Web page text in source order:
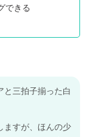
できる
と三拍子揃った白
ますが、ほんの少